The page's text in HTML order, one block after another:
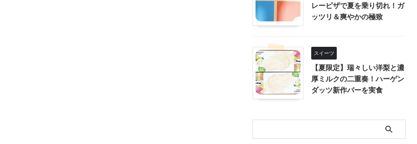
レーピザで夏を乗り切れ！ガ
ッツリ＆爽やかの極致
スイーツ
【夏限定】瑞々しい洋梨と濃
厚ミルクの二重奏！ハーゲン
ダッツ新作バーを実食